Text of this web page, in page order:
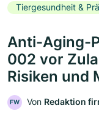
Tiergesundheit &
Anti-Aging-
002 vor
Risiken und
FW Von Redaktion